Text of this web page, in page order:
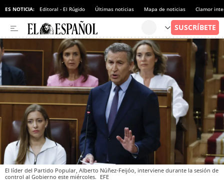
ES NOTICIA: Editoral - El Rúgido Últimas noticias Mapa de noticias Clamor
El líder del Partido Popular, Alberto Núñez-Feijóo, interviene durante la sesión de
control al Gobierno este miércoles. EFE